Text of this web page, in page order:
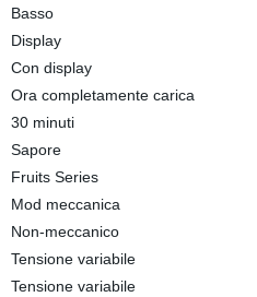
Basso
Display
Con display
Ora completamente carica
30 minuti
Sapore
Fruits Series
Mod meccanica
Non-meccanico
Tensione variabile
Tensione variabile